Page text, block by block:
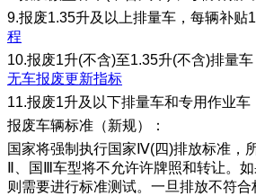
9.报废1.35升及以上排量车，每辆补贴1
程
10.报废1升(不含)至1.35升(不含)排量车
无车报废更新指标
11.报废1升及以下排量车和专用作业车
报废车辆标准（新规）：
国家将强制执行国家Ⅳ(四)排放标准，
Ⅱ、国Ⅲ车型将不允许许牌照和转让。
则需要进行标准测试。一旦排放不符